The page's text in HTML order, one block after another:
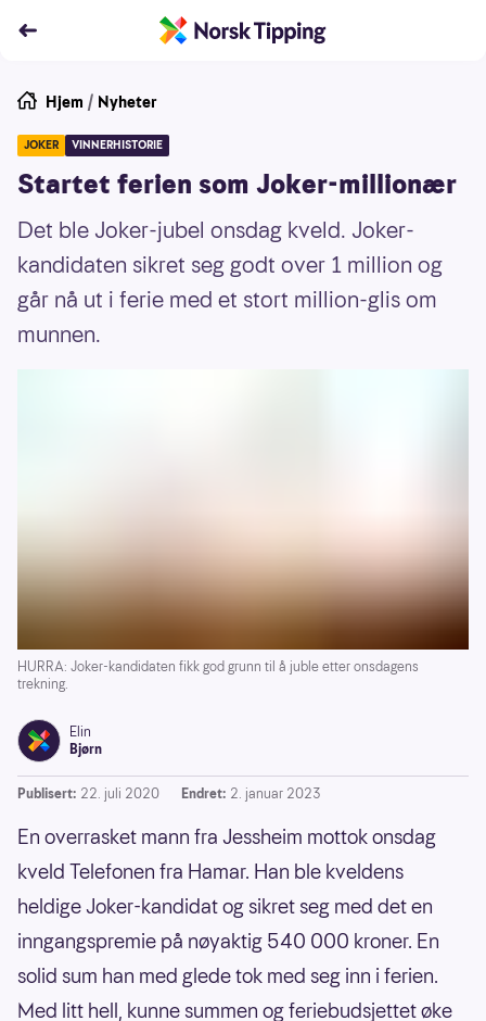
Hjem / Nyheter
JOKER VINNERHISTORIE
Startet ferien som Joker-millionær
Det ble Joker-jubel onsdag kveld. Joker-
kandidaten sikret seg godt over 1 million og
går nå ut i ferie med et stort million-glis om
munnen.
HURRA: Joker-kandidaten fikk god grunn til å juble etter onsdagens
trekning.
Elin
Bjørn
Publisert: 22. juli 2020 Endret: 2. januar 2023
En overrasket mann fra Jessheim mottok onsdag
kveld Telefonen fra Hamar. Han ble kveldens
heldige Joker-kandidat og sikret seg med det en
inngangspremie på nøyaktig 540 000 kroner. En
solid sum han med glede tok med seg inn i ferien.
Med litt hell, kunne summen og feriebudsjettet øke